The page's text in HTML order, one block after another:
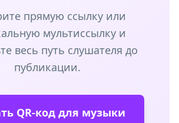
прямую ссылку или
мультиссылку и
весь путь слушателя до
публикации.
QR-код для музыки